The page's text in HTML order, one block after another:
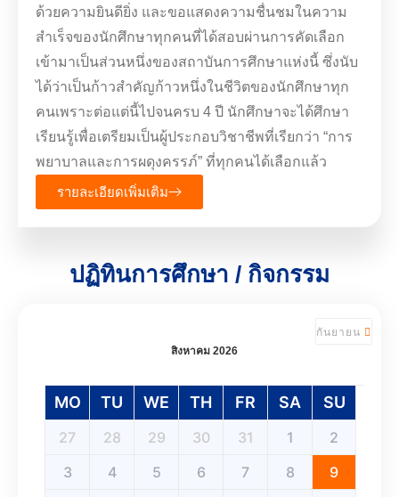
ด้วยความยินดียิ่ง และขอแสดงความชื่นชมในความ
สำเร็จของนักศึกษาทุกคนที่ได้สอบผ่านการคัดเลือก
เข้ามาเป็นส่วนหนึ่งของสถาบันการศึกษาแห่งนี้ ซึ่งนับ
ได้ว่าเป็นก้าวสำคัญก้าวหนึ่งในชีวิตของนักศึกษาทุก
คนเพราะต่อแต่นี้ไปจนครบ 4 ปี นักศึกษาจะได้ศึกษา
เรียนรู้เพื่อเตรียมเป็นผู้ประกอบวิชาชีพที่เรียกว่า “การ
พยาบาลและการผดุงครรภ์” ที่ทุกคนได้เลือกแล้ว
รายละเอียดเพิ่มเติม
ปฏิทินการศึกษา / กิจกรรม
สิงหาคม 2026
กันยายน
MO TU WE TH FR SA SU
27 28 29 30 31 1
2
3
4 5 6 7 8
9